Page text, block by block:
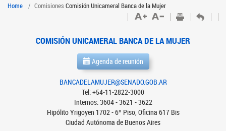
Home Comisiones Comisión Unicameral Banca de la Mujer
COMISIÓN UNICAMERAL BANCA DE LA MUJER
Agenda de reunión
BANCADELAMUJER@SENADO.GOB.AR
Tel: +54-11-2822-3000
Internos: 3604 - 3621 - 3622
Hipólito Yrigoyen 1702 - 6º Piso, Oficina 617 Bis
Ciudad Autónoma de Buenos Aires